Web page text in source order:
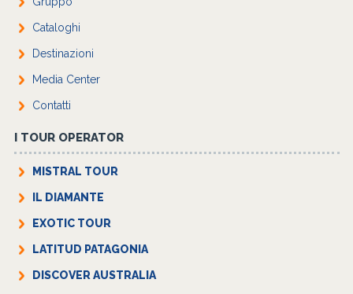
Cataloghi
Destinazioni
Media Center
Contatti
I TOUR OPERATOR
MISTRAL TOUR
IL DIAMANTE
EXOTIC TOUR
LATITUD PATAGONIA
DISCOVER AUSTRALIA